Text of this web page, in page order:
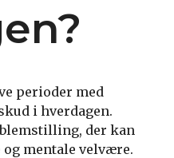
perioder med
i hverdagen.
der kan
mentale velvære.